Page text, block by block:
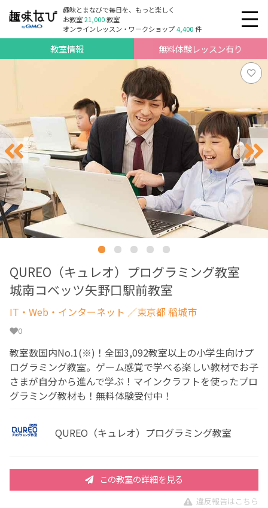
趣味とまなびで毎日を、もっと楽しく
お教室21,000教室
オンラインレッスン・ワークショップ4,400件
教室情報 無料体験レッスン有り
QUREO（キュレオ）プログラミング教室
城南コベッツ矢野口駅前教室
IT・Web・インターネット ／東京都 稲城市
0
教室数国内No.1(※)！全国3,092教室以上の小学生向けプ
ログラミング教室。ゲーム感覚で学べる楽しい教材でお子
さまが自分から進んで学ぶ！マインクラフトを使ったプロ
グラミング教材も！無料体験受付中！
QUREO（キュレオ）プログラミング教室
この教室の詳細を見る
違反報告はこちら